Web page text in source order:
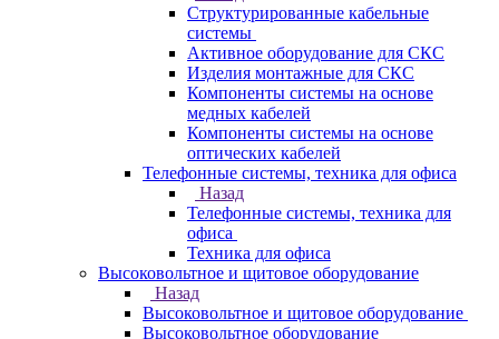
Структурированные кабельные
системы
Активное оборудование для СКС
Изделия монтажные для СКС
Компоненты системы на основе
медных кабелей
Компоненты системы на основе
оптических кабелей
Телефонные системы, техника для офиса
Назад
Телефонные системы, техника для
офиса
Техника для офиса
Высоковольтное и щитовое оборудование
Назад
Высоковольтное и щитовое оборудование
Высоковольтное оборудование